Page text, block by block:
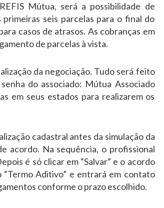
Mútua, será a possibilidade de
seis parcelas para o final do
casos de atrasos. As cobranças em
de parcelas à vista.
da negociação. Tudo será feito
do associado: Mútua Associado
em seus estados para realizarem os
cadastral antes da simulação da
acordo. Na sequência, o profissional
é só clicar em “Salvar” e o acordo
Aditivo” e entrará em contato
conforme o prazo escolhido.